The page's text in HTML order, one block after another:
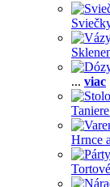
... viac
Hrnce